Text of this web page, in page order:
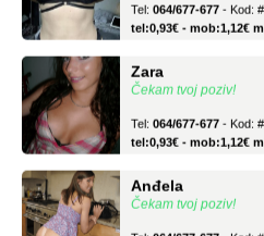
tel:0,93€ - mob:1,12€
Čekam tvoj poziv!
tel:0,93€ - mob:1,12€
Čekam tvoj poziv!